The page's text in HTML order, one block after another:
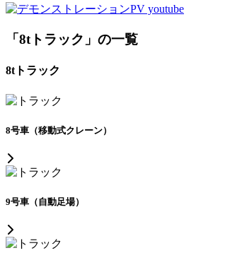
「8tトラック」の一覧
8tトラック
8号車（移動式クレーン）
9号車（自動足場）